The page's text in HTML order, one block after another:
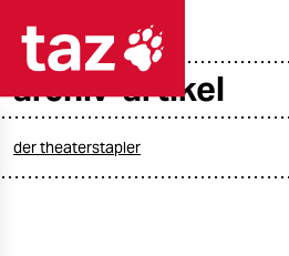
archiv-artikel
der theaterstapler